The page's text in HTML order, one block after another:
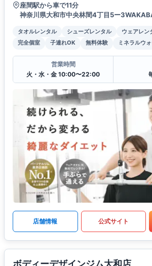
座間駅から車で11分
神奈川県大和市中央林間4丁目5ー
タオルレンタル シューズレンタル ウェアレン
完全個室
子連れOK 無料体験 ミネラルウ
営業時間
火・水・金 10:00〜22:00
店舗情報 公式サイト
ボディーデザインジム大和店